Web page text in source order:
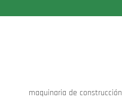
maquinaria de construcción